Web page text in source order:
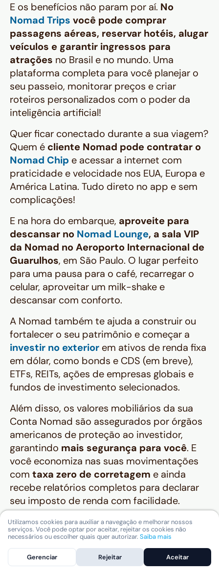
E os benefícios não param por aí. No
Nomad Trips você pode comprar
passagens aéreas, reservar hotéis, alugar
veículos e garantir ingressos para
atrações no Brasil e no mundo. Uma
plataforma completa para você planejar o
seu passeio, monitorar preços e criar
roteiros personalizados com o poder da
inteligência artificial!
Quer ficar conectado durante a sua viagem?
Quem é cliente Nomad pode contratar o
Nomad Chip e acessar a internet com
praticidade e velocidade nos EUA, Europa e
América Latina. Tudo direto no app e sem
complicações!
E na hora do embarque, aproveite para
descansar no Nomad Lounge, a sala VIP
da Nomad no Aeroporto Internacional de
Guarulhos, em São Paulo. O lugar perfeito
para uma pausa para o café, recarregar o
celular, aproveitar um milk-shake e
descansar com conforto.
A Nomad também te ajuda a construir ou
fortalecer o seu patrimônio e começar a
investir no exterior em ativos de renda fixa
em dólar, como bonds e CDS (em breve),
ETFs, REITs, ações de empresas globais e
fundos de investimento selecionados.
Além disso, os valores mobiliários da sua
Conta Nomad são assegurados por órgãos
americanos de proteção ao investidor,
garantindo mais segurança para você. E
você economiza nas suas movimentações
com taxa zero de corretagem e ainda
recebe relatórios completos para declarar
seu imposto de renda com facilidade.
Abra a sua Conta Internacional Nomad
agora!
Utilizamos cookies para auxiliar a navegação e melhorar nossos
serviços. Você pode optar por aceitar, rejeitar os cookies não
necessários ou escolher quais quer autorizar. Saiba mais
Gerenciar Rejeitar Aceitar